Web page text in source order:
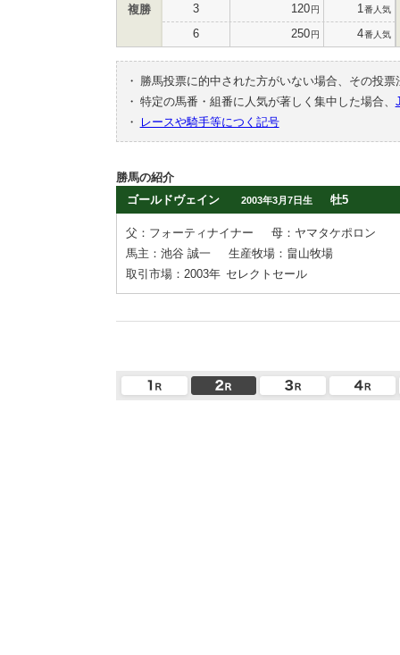
複勝 3 120円 1 番人気
6 250円 4番人気
・
勝馬投票に的中された方がいない場合、その投
・ 特定の馬番・組番に人気が著しく集中した場合、
・
レースや騎手等につく記号
勝馬の紹介
ゴールドヴェイン
2003年3月7日生 牡5
父：フォーティナイナー
母：ヤマタケポロン
馬主：池谷 誠一
生産牧場：畠山牧場
取引市場：2003年 セレクトセール